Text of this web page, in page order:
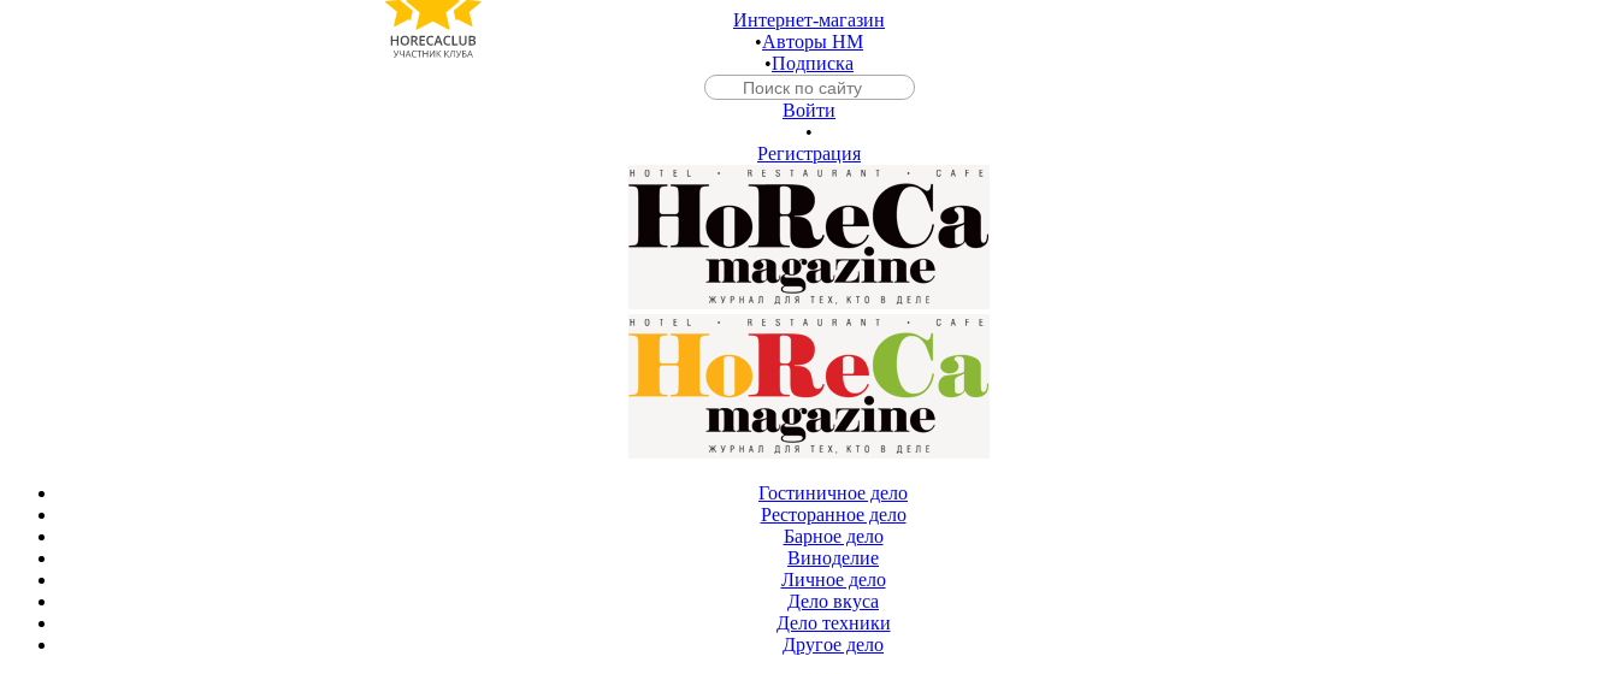
Интернет-магазин
•Авторы HM
•Подписка
Войти
•
Регистрация
Гостиничное дело
Ресторанное дело
Барное дело
Виноделие
Личное дело
Дело вкуса
Дело техники
Другое дело